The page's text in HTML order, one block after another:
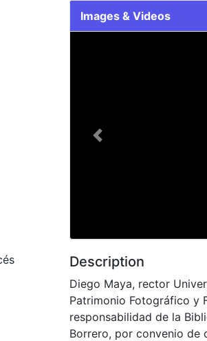
Images & Videos
Previous
Description
Diego Maya, rector
Patrimonio Fotográfico y
responsabilidad de la
Borrero, por convenio de